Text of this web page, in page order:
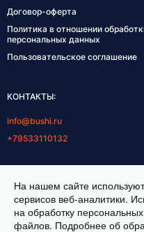
Договор-оферта
Политика в отношении
персональных данных
Пользовательское соглашение
КОНТАКТЫ:
info@bushi.ru
+79533110132
пн-пт 10:00-19:00
сб 11:00-17:00
На нашем сайте
сервисов веб-аналитики.
на обработку
файлов. Подробнее об